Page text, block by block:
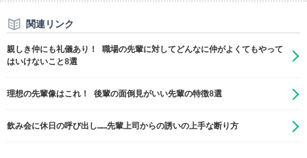
関連リンク
親しき仲にも礼儀あり！ 職場の先輩に対してどんなに仲がよくてもやって
はいけないこと8選
理想の先輩像はこれ！ 後輩の面倒見がいい先輩の特徴8選
飲み会に休日の呼び出し……先輩上司からの誘いの上手な断り方